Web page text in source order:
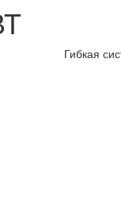
Гибкая